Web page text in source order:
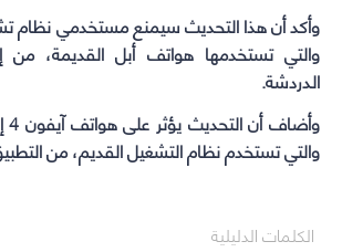
والتي تستخدمها هواتف أبل القديمة، من
الدردشة.
والتي تستخدم نظام التشغيل القديم، من
الكلمات الدليلية